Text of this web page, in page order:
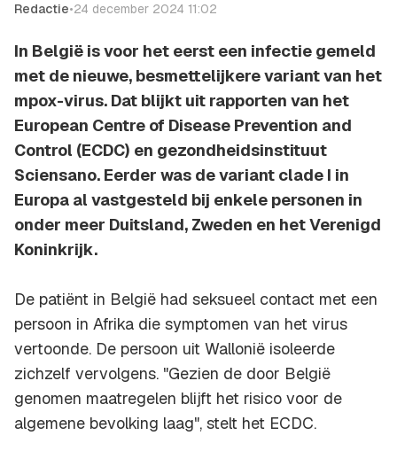
Redactie•24 december 2024 11:02
In België is voor het eerst een infectie gemeld
met de nieuwe, besmettelijkere variant van het
mpox-virus. Dat blijkt uit rapporten van het
European Centre of Disease Prevention and
Control (ECDC) en gezondheidsinstituut
Sciensano. Eerder was de variant clade I in
Europa al vastgesteld bij enkele personen in
onder meer Duitsland, Zweden en het Verenigd
Koninkrijk.
De patiënt in België had seksueel contact met een
persoon in Afrika die symptomen van het virus
vertoonde. De persoon uit Wallonië isoleerde
zichzelf vervolgens. "Gezien de door België
genomen maatregelen blijft het risico voor de
algemene bevolking laag", stelt het ECDC.